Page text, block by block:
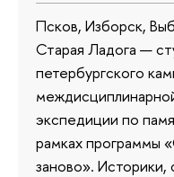
Псков, Изборск,
Старая Ладога —
петербургского
экспедиции по
рамках программы
заново». Историки,